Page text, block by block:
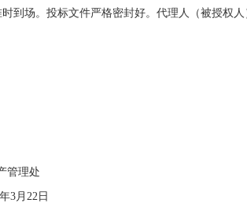
到场。投标文件严格密封好。代理人（被授权
管理处
3月22日